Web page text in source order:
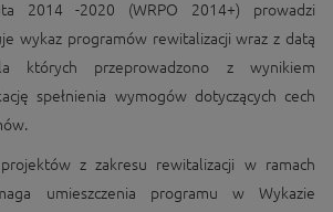
2014 -2020 (WRPO 2014+) prowadzi
wykaz programów rewitalizacji wraz z datą
których przeprowadzono z wynikiem
spełnienia wymogów dotyczących cech
z zakresu rewitalizacji w ramach
umieszczenia programu w Wykazie